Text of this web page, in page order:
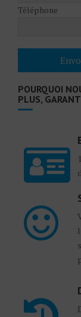
Téléphone
POURQUOI
PLUS,